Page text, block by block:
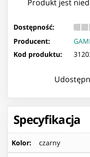
Produkt jest
Dostępność:
Producent:
Kod produktu:
Specyfikacja
Kolor: czarny